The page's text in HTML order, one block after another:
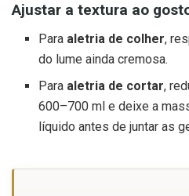
Ajustar a textura ao
Para aletria de colher,
do lume ainda cremosa.
Para aletria de cortar,
600–700 ml e deixe a
líquido antes de juntar as